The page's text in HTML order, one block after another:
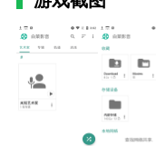
的需求。
3.优化播放速度
4.提供24小时
到的任何问题。